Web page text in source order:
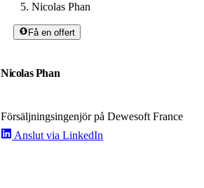
Nicolas Phan
Få en offert
Nicolas Phan
Försäljningsingenjör på Dewesoft France
Anslut via LinkedIn